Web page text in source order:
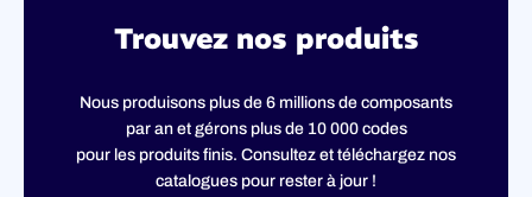
Trouvez nos produits
Nous produisons plus de 6 millions de composants
par an et gérons plus de 10 000 codes
pour les produits finis. Consultez et téléchargez nos
catalogues pour rester à jour !